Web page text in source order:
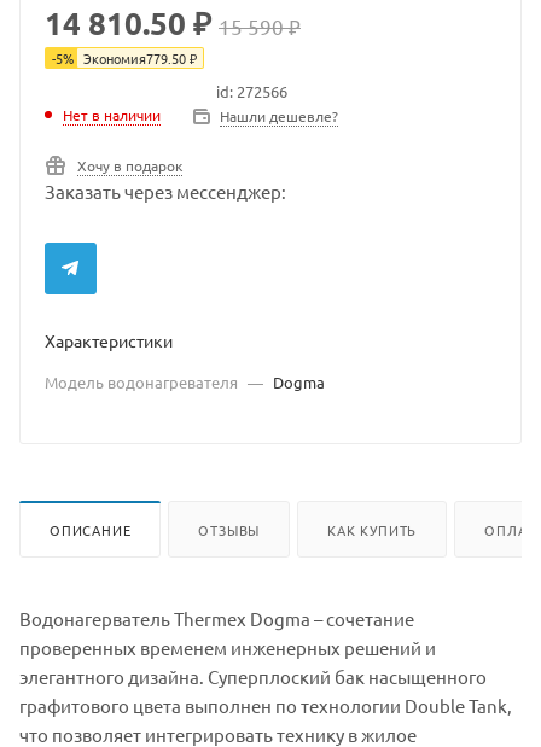
14 810.50 ₽ 15 590 ₽
-5% Экономия779.50₽
id: 272566
Нет в наличии Нашли дешевле?
Хочу в подарок
Заказать через мессенджер:
Характеристики
Модель водонагревателя — Dogma
ОПИСАНИЕ ОТЗЫВЫ КАК КУПИТЬ
Водонагерватель Thermex Dogma – сочетание
проверенных временем инженерных решений и
элегантного дизайна. Суперплоский бак насыщенного
графитового цвета выполнен по технологии Double Tank,
что позволяет интегрировать технику в жилое